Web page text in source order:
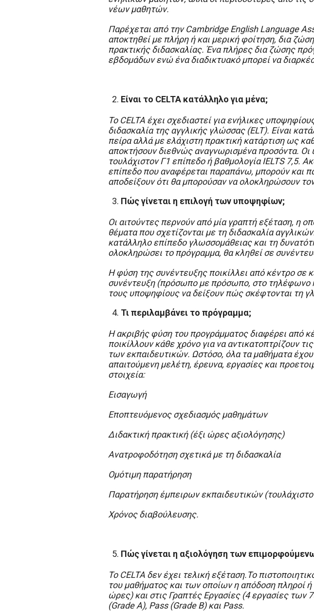
νέων μαθητών.
Παρέχεται από τηνCambridge English Language
αποκτηθεί με πλήρη ή και μερική φοίτηση, δια
πρακτικής διδασκαλίας. Ένα πλήρες δια ζώσης
εβδομάδων ενώ ένα διαδικτυακό μπορεί να
Είναι το CELTA κατάλληλο για μένα;
Το CELTA έχει σχεδιαστεί για ενήλικες
διδασκαλία της αγγλικής γλώσσας (ELT). Είναι
πείρα αλλά με ελάχιστη πρακτική κατάρτιση ως
αποκτήσουν διεθνώς αναγνωρισμένα προσόντα.
τουλάχιστον Γ1 επίπεδο ή βαθμολογία IELTS 7,5.
επίπεδο που αναφέρεται παραπάνω, μπορούν και
αποδείξουν ότι θα μπορούσαν να ολοκληρώσουν
Πώς γίνεται η επιλογή των υποψηφίων;
Οι αιτούντες περνούν από μία γραπτή εξέταση, η
θέματα που σχετίζονται με τη διδασκαλία
κατάλληλο επίπεδο γλωσσομάθειας και τη
ολοκληρώσει το πρόγραμμα, θα κληθεί σε
Η φύση της συνέντευξης ποικίλλει από κέντρο σε
συνέντευξη (πρόσωπο με πρόσωπο, στο τηλέφωνο
τους υποψηφίους να δείξουν πώς σκέφτονται τη
Τι περιλαμβάνει το πρόγραμμα;
Η ακριβής φύση του προγράμματος διαφέρει από
ποικίλλουν κάθε χρόνο για να αντικατοπτρίζουν
των εκπαιδευτικών. Ωστόσο, όλα τα μαθήματα
απαιτούμενη μελέτη, έρευνα, εργασίες και
στοιχεία:
Εισαγωγή
Εποπτευόμενος σχεδιασμός μαθημάτων
Διδακτική πρακτική (έξι ώρες αξιολόγησης)
Ανατροφοδότηση σχετικά με τη διδασκαλία
Ομότιμη παρατήρηση
Παρατήρηση έμπειρων εκπαιδευτικών
Χρόνος διαβούλευσης.
Πώς γίνεται η αξιολόγηση των
Το CELTA δεν έχει τελική εξέταση.Το
του μαθήματος και των οποίων η απόδοση πληροί ή
ώρες) και στις Γραπτές Εργασίες (4 εργασίες των
(Grade A), Pass (Grade B) και Pass.